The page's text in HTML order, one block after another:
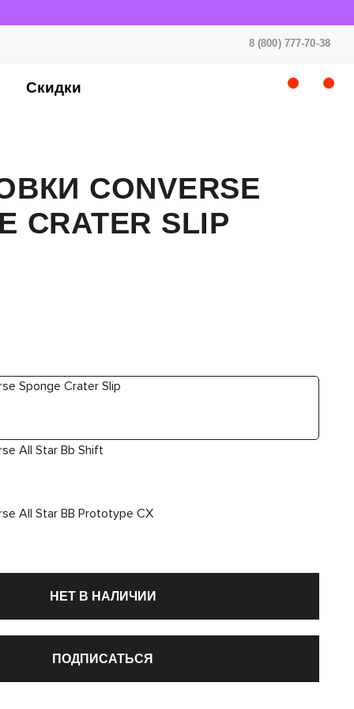
8 (800) 777-70-38
Скидки
CONVERSE
CRATER SLIP
НЕТ В НАЛИЧИИ
ПОДПИСАТЬСЯ